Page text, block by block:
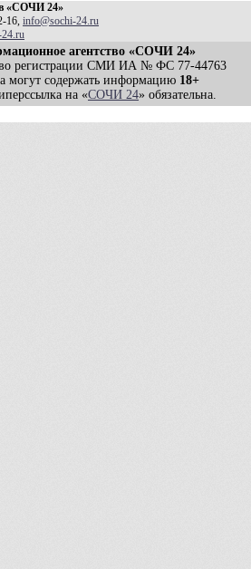
«СОЧИ 24»
16, info@sochi-24.ru
агентство «СОЧИ 24»
регистрации СМИ ИА № ФС 77-44763
могут содержать информацию 18+
на «СОЧИ 24» обязательна.